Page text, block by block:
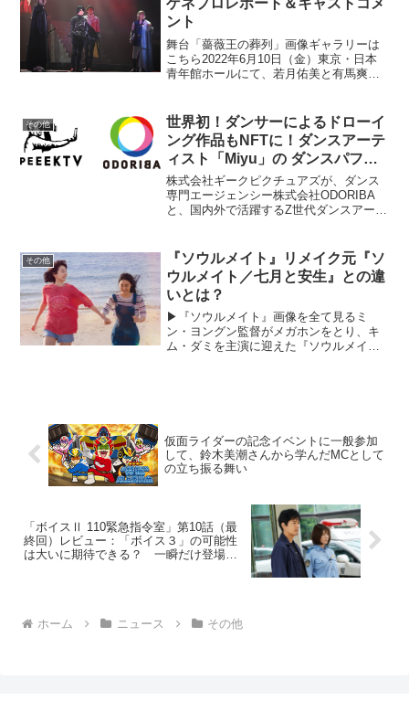
ゲネプロレポート＆キャストコメ
ント
舞台「薔薇王の葬列」画像ギャラリーは
こちら2022年6月10日（金）東京・日本
青年館ホールにて、若月佑美と有馬爽人
開催された。ウィリアム・シェイクスピ
ア『ヘンリー六世』...
その他
世界初！ダンサーによるドローイ
ング作品もNFTに！ダンスアーテ
ィスト「Miyu」の ダンスパフォ
ーマンスアート販売開始
株式会社ギークピクチュアズが、ダンス
専門エージェンシー株式会社ODORIBA
と、国内外で活躍するZ世代ダンスアーテ
売を開始した。コロナ禍でいまだに多大
な影響を受け...
その他
『ソウルメイト』リメイク元『ソ
ウルメイト／七月と安生』との違
いとは？
▶︎『ソウルメイト』画像を全て見るミ
ン・ヨングン監督がメガホンをとり、キ
ム・ダミを主演に迎えた『ソウルメイ
仮面ライダーの記念イベントに一般参加
して、鈴木美潮さんから学んだMCとして
の立ち振る舞い
「ボイスⅡ 110緊急指令室」第10話（最
終回）レビュー：「ボイス３」の可能性
は大いに期待できる？ 一瞬だけ登場し
ホーム ニュース その他